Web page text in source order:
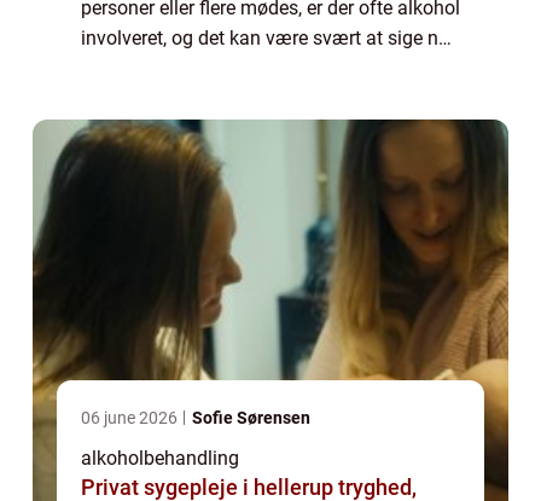
personer eller flere mødes, er der ofte alkohol
involveret, og det kan være svært at sige nej
06 june 2026 Sofie Sørensen
alkoholbehandling
Privat sygepleje i hellerup tryghed,